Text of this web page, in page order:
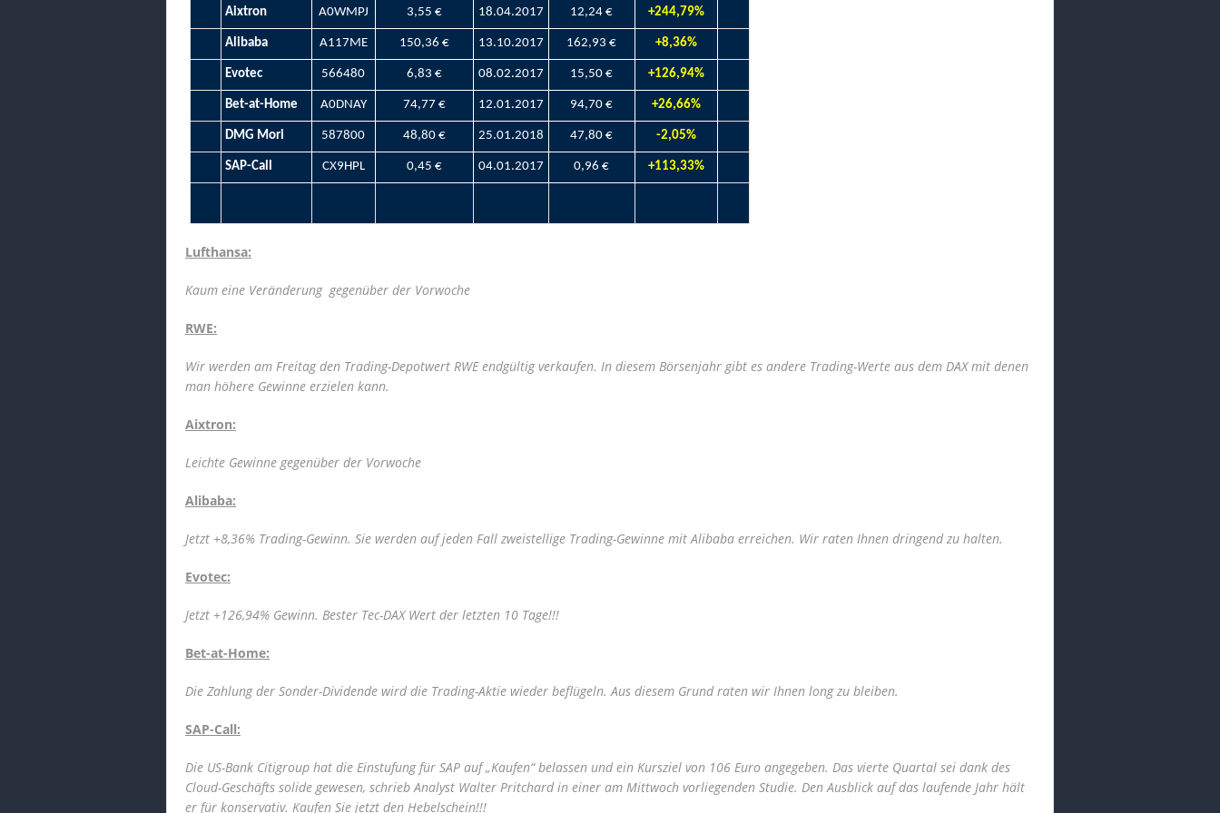
Aixtron A0WMPJ 3,55 € 18.04.2017 12,24 € +244,79%
Alibaba A117ME 150,36 € 13.10.2017 162,93 € +8,36%
Evotec 566480 6,83 € 08.02.2017 15,50 € +126,94%
Bet-at-Home A0DNAY 74,77 € 12.01.2017 94,70 € +26,66%
DMG Mori 587800 48,80 € 25.01.2018 47,80 € -2,05%
SAP-Call CX9HPL 0,45 € 04.01.2017 0,96 € +113,33%
Lufthansa:
Kaum eine Veränderung gegenüber der Vorwoche
RWE:
Wir werden am Freitag den Trading-Depotwert RWE endgültig verkaufen. In diesem Börsenjahr gibt es andere Trading-Werte aus dem DAX mit denen
man höhere Gewinne erzielen kann.
Aixtron:
Leichte Gewinne gegenüber der Vorwoche
Alibaba:
Jetzt +8,36% Trading-Gewinn. Sie werden auf jeden Fall zweistellige Trading-Gewinne mit Alibaba erreichen. Wir raten Ihnen dringend zu halten.
Evotec:
Jetzt +126,94% Gewinn. Bester Tec-DAX Wert der letzten 10 Tage!!!
Bet-at-Home:
Die Zahlung der Sonder-Dividende wird die Trading-Aktie wieder beflügeln. Aus diesem Grund raten wir Ihnen long zu bleiben.
SAP-Call:
Die US-Bank Citigroup hat die Einstufung für SAP auf „Kaufen“ belassen und ein Kursziel von 106 Euro angegeben. Das vierte Quartal sei dank des
Cloud-Geschäfts solide gewesen, schrieb Analyst Walter Pritchard in einer am Mittwoch vorliegenden Studie. Den Ausblick auf das laufende Jahr hält
er für konservativ. Kaufen Sie jetzt den Hebelschein!!!